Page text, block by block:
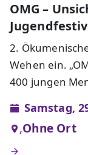
OMG –
2.
Wehen ein.
400 jungen
Samstag,
,Ohne Ort